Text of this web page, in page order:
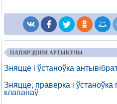
ПАПЯРЭДНІЯ АРТЫКУЛЫ
Зняцце і ўстаноўка
Зняцце, праверка і ўстаноўка
клапанаў